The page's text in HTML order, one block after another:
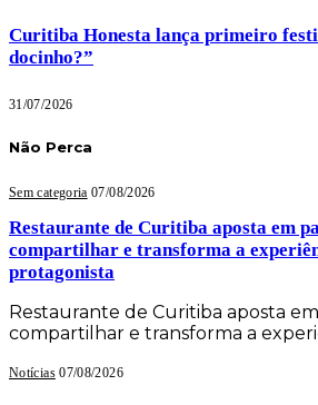
Curitiba Honesta lança primeiro
docinho?”
31/07/2026
Não Perca
Sem categoria 07/08/2026
Restaurante de Curitiba aposta em
compartilhar e transforma a
protagonista
Restaurante de Curitiba aposta
compartilhar e transforma a
Notícias 07/08/2026